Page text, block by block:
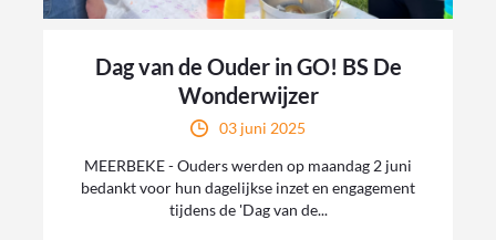
Dag van de Ouder in GO! BS De
Wonderwijzer
03 juni 2025
MEERBEKE - Ouders werden op maandag 2 juni
bedankt voor hun dagelijkse inzet en engagement
tijdens de 'Dag van de...